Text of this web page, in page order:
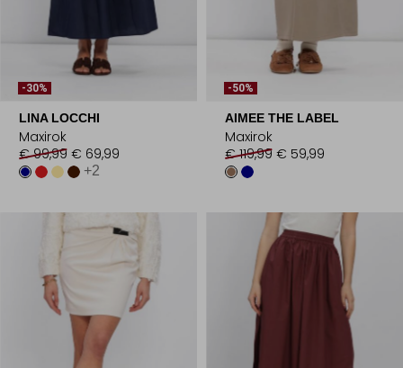
-30%
LINA LOCCHI
Maxirok
€ 99,99 € 69,99
+2
-50%
AIMEE THE LABEL
Maxirok
€ 119,99 € 59,99